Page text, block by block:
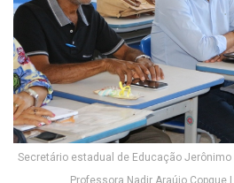
Secretário estadual de Educação Jerônimo
Professora Nadir Araújo Copque